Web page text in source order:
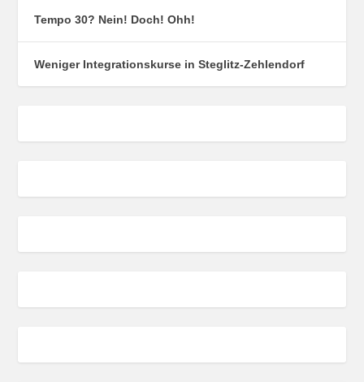
Tempo 30? Nein! Doch! Ohh!
Weniger Integrationskurse in Steglitz-Zehlendorf